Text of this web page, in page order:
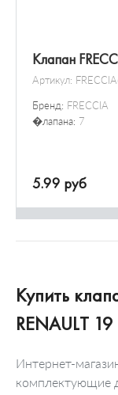
Клапан
Артикул:
Бренд: FRECCIA
�лапана: 7
5.99 руб
Купить
RENAULT
Интернет-
комплектующие